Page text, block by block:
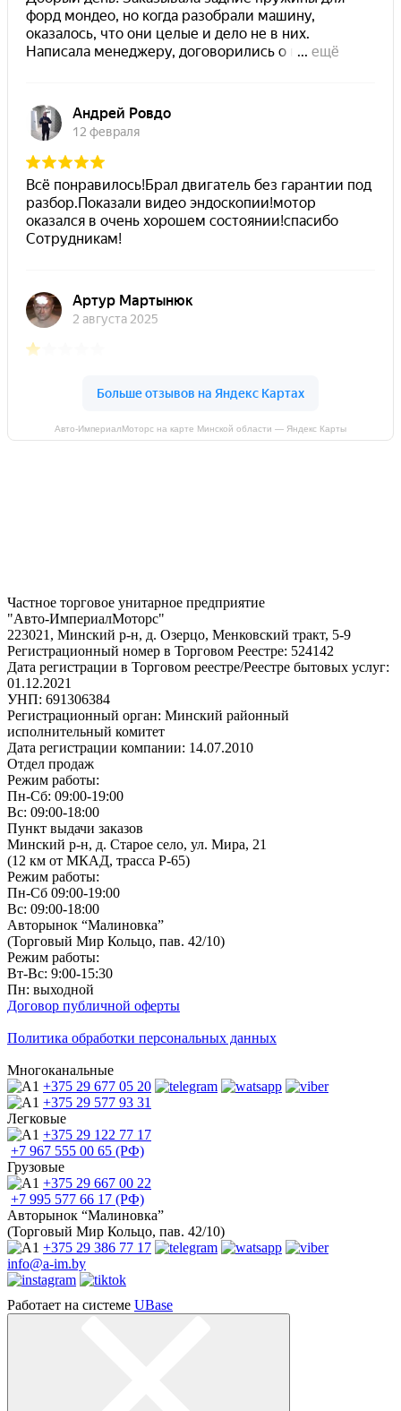
Авто-ИмпериалМоторс на карте Минской области — Яндекс Карты
Частное торговое унитарное предприятие
"Авто-ИмпериалМоторс"
223021, Минский р-н, д. Озерцо, Менковский тракт, 5-9
Регистрационный номер в Торговом Реестре: 524142
Дата регистрации в Торговом реестре/Реестре бытовых услуг:
01.12.2021
УНП: 691306384
Регистрационный орган: Минский районный
исполнительный комитет
Дата регистрации компании: 14.07.2010
Отдел продаж
Режим работы:
Пн-Сб: 09:00-19:00
Вс: 09:00-18:00
Пункт выдачи заказов
Минский р-н, д. Старое село, ул. Мира, 21
(12 км от МКАД, трасса P-65)
Режим работы:
Пн-Сб 09:00-19:00
Вс: 09:00-18:00
Авторынок “Малиновка”
(Торговый Мир Кольцо, пав. 42/10)
Режим работы:
Вт-Вс: 9:00-15:30
Пн: выходной
Договор публичной оферты
Политика обработки персональных данных
Многоканальные
+375 29 677 05 20
+375 29 577 93 31
Легковые
+375 29 122 77 17
+7 967 555 00 65 (РФ)
Грузовые
+375 29 667 00 22
+7 995 577 66 17 (РФ)
Авторынок “Малиновка”
(Торговый Мир Кольцо, пав. 42/10)
+375 29 386 77 17
info@a-im.by
Работает на системе UBase